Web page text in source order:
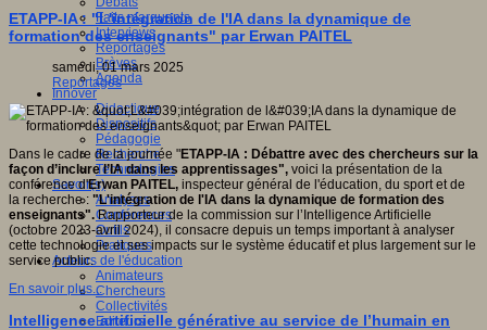
Faits marquants
Interviews
Reportages
Brèves
Agenda
Innover
Didactique
Dispositifs
Pédagogie
Recherche
Technologies
Savoir(s)
Analyses
Conférences
Outils
Pratiques
Acteurs de l'éducation
Animateurs
Chercheurs
Collectivités
Editeurs
ETAPP-IA : "L'intégration de l'IA dans la dynamique de
formation des enseignants" par Erwan PAITEL
samedi, 01 mars 2025
Reportages
Dans le cadre de la journée "ETAPP-IA : Débattre avec des chercheurs sur la
façon d’inclure l’IA dans les apprentissages", voici la présentation de la
conférence d'Erwan PAITEL, inspecteur général de l'éducation, du sport et de
la recherche : "L'intégration de l'IA dans la dynamique de formation des
enseignants".Rapporteur de la commission sur l’Intelligence Artificielle
(octobre 2023-avril 2024), il consacre depuis un temps important à analyser
cette technologie et ses impacts sur le système éducatif et plus largement sur le
service public.
En savoir plus...
Intelligence artificielle générative au service de l’humain en